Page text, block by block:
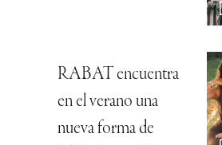
RABAT encuentra
en el verano una
nueva forma de